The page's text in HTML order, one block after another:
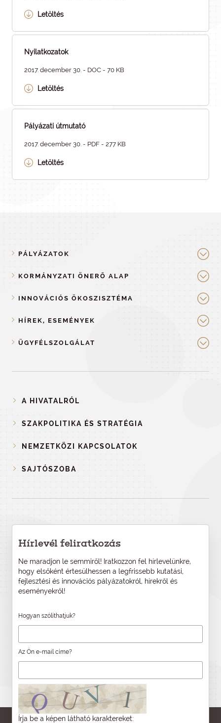
Letöltés
Nyilatkozatok
2017. december 30. - DOC - 70 KB
Letöltés
Pályázati útmutató
2017. december 30. - PDF - 277 KB
Letöltés
PÁLYÁZATOK
KORMÁNYZATI ÖNERŐ ALAP
INNOVÁCIÓS ÖKOSZISZTÉMA
HÍREK, ESEMÉNYEK
ÜGYFÉLSZOLGÁLAT
A HIVATALRÓL
SZAKPOLITIKA ÉS STRATÉGIA
NEMZETKÖZI KAPCSOLATOK
SAJTÓSZOBA
Hírlevél feliratkozás
Ne maradjon le semmiről! Iratkozzon fel hírlevelünkre,
hogy elsőként értesülhessen a legfrissebb kutatási,
fejlesztési és innovációs pályázatokról, hírekről és
eseményekről!
Hogyan szólíthatjuk?
Az Ön e-mail címe?
Írja be a képen látható karaktereket: